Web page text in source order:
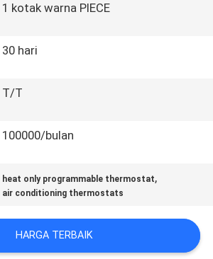
1 kotak warna PIECE
30 hari
T/T
100000/bulan
heat only programmable thermostat,
air conditioning thermostats
HARGA TERBAIK